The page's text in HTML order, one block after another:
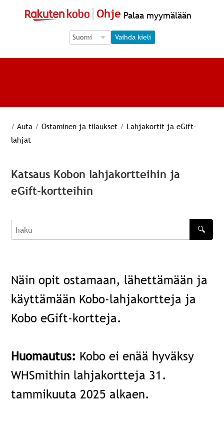
Ohje Palaa myymälään
Language Selection
Language Selection
Vaihda kieli
/ Auta / Ostaminen ja tilaukset / Lahjakortit ja eGift-
lahjat
Katsaus Kobon lahjakortteihin ja
eGift-kortteihin
haku
🔍
Näin opit ostamaan, lähettämään ja
käyttämään Kobo-lahjakortteja ja
Kobo eGift-kortteja.
Huomautus: Kobo ei enää hyväksy
WHSmithin lahjakortteja 31.
tammikuuta 2025 alkaen.